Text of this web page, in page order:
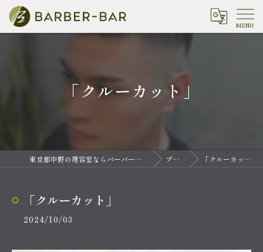
「クルーカット」
東京都中野の理容室ならバーバーバー 中野 ブログ 「クルーカット」
「クルーカット」
2024/10/03